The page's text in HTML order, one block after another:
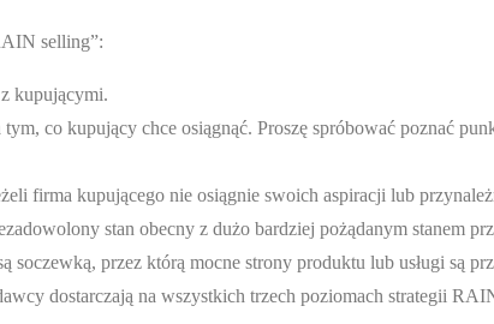
selling”:
kupującymi.
tym, co kupujący chce osiągnąć. Proszę spróbować poznać
firma kupującego nie osiągnie swoich aspiracji lub
stan obecny z dużo bardziej pożądanym stanem
soczewką, przez którą mocne strony produktu lub usługi są
dostarczają na wszystkich trzech poziomach strategii